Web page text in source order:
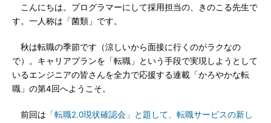
こんにちは。プログラマーにして採用担当の、きのこる先生で
す。一人称は「菌類」です。
秋は転職の季節です（涼しいから面接に行くのがラクなの
で）。キャリアプランを「転職」という手段で実現しようとして
いるエンジニアの皆さんを全力で応援する連載「かろやかな転
職」の第4回へようこそ。
前回は 「転職2.0現状確認会」と題して、転職サービスの新し